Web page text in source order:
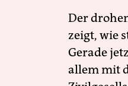
Der
zeigt, wie
Gerade
allem mit